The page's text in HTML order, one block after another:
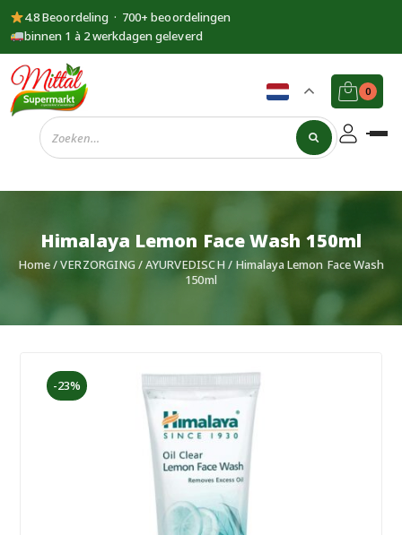
4.8 Beoordeling · 700+ beoordelingen
binnen 1 à 2 werkdagen geleverd
Supermarkt
Mittal
0
Himalaya Lemon Face Wash 150ml
Home/VERZORGING /AYURVEDISCH / Himalaya Lemon Face Wash
150ml
-23%